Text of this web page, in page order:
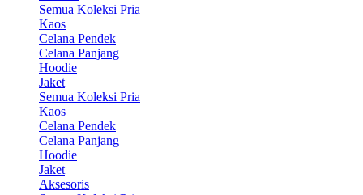
Semua Koleksi Pria
Kaos
Celana Pendek
Celana Panjang
Hoodie
Jaket
Semua Koleksi Pria
Kaos
Celana Pendek
Celana Panjang
Hoodie
Jaket
Aksesoris